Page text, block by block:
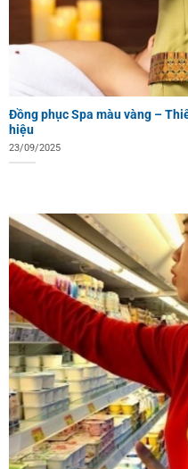
Đồng phục Spa màu vàng –
hiệu
23/09/2025